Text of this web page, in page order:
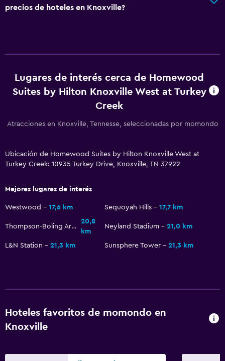
Bañera de hidromasaje
Sofá cama
Fax/fotocopiadora
Tienda de regalos
Compras
Estacionamiento y transporte
Estacionamiento gratuito
Secador de pelo
precios de hoteles en Knoxville?
Lugares de interés cerca de Homewood
Suites by Hilton Knoxville West at Turkey
Creek
Atracciones en Knoxville, Tennesse, seleccionadas por momondo
Ubicación de Homewood Suites by Hilton Knoxville West at
Turkey Creek: 10935 Turkey Drive, Knoxville, TN 37922
Mejores lugares de interés
Westwood 17,6 km Sequoyah Hills 17,7 km
Thompson-Boling Arena
20,8
km
Neyland Stadium 21,0 km
L&N Station 21,3 km Sunsphere Tower 21,3 km
Hoteles favoritos de momondo en
Knoxville